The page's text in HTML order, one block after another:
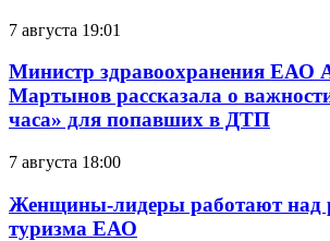
7 августа 19:01
Министр здравоохранения ЕАО
Мартынов рассказала о
часа» для попавших в ДТП
7 августа 18:00
Женщины-лидеры работают над
туризма ЕАО